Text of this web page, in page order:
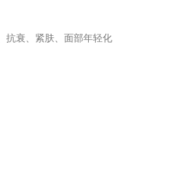
抗衰、紧肤、面部年轻化